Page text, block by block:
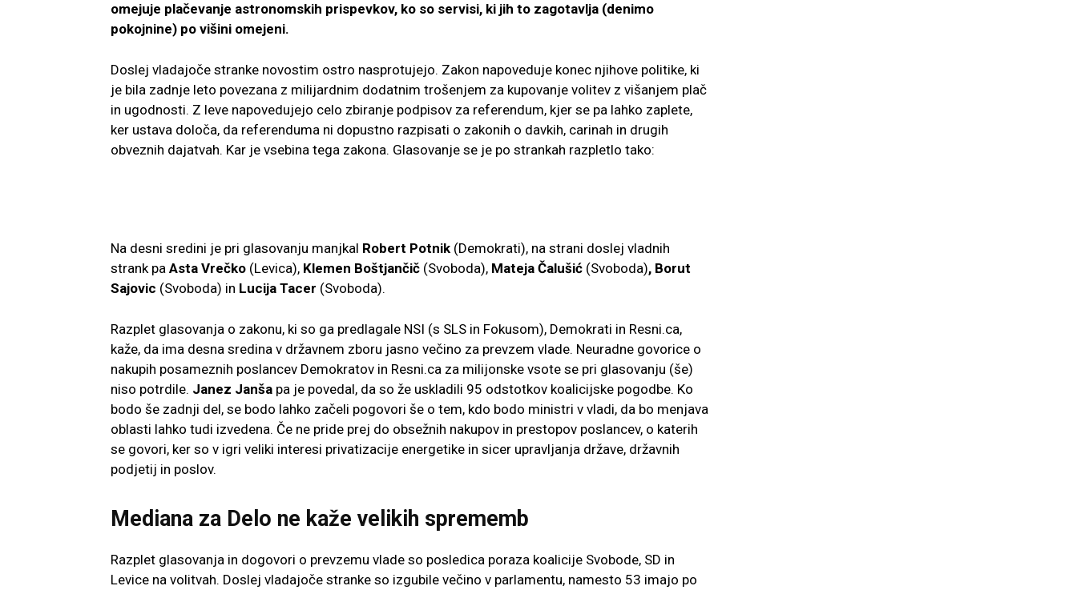
omejuje plačevanje astronomskih prispevkov, ko so servisi, ki jih to zagotavlja (denimo
pokojnine) po višini omejeni.
Doslej vladajoče stranke novostim ostro nasprotujejo. Zakon napoveduje konec njihove politike, ki
je bila zadnje leto povezana z milijardnim dodatnim trošenjem za kupovanje volitev z višanjem plač
in ugodnosti. Z leve napovedujejo celo zbiranje podpisov za referendum, kjer se pa lahko zaplete,
ker ustava določa, da referenduma ni dopustno razpisati o zakonih o davkih, carinah in drugih
obveznih dajatvah. Kar je vsebina tega zakona. Glasovanje se je po strankah razpletlo tako:
Na desni sredini je pri glasovanju manjkal Robert Potnik (Demokrati), na strani doslej vladnih
strank pa Asta Vrečko (Levica), Klemen Boštjančič (Svoboda), Mateja Čalušić (Svoboda), Borut
Sajovic (Svoboda) in Lucija Tacer (Svoboda).
Razplet glasovanja o zakonu, ki so ga predlagale NSI (s SLS in Fokusom), Demokrati in Resni.ca,
kaže, da ima desna sredina v državnem zboru jasno večino za prevzem vlade. Neuradne govorice o
nakupih posameznih poslancev Demokratov in Resni.ca za milijonske vsote se pri glasovanju (še)
niso potrdile. Janez Janša pa je povedal, da so že uskladili 95 odstotkov koalicijske pogodbe. Ko
bodo še zadnji del, se bodo lahko začeli pogovori še o tem, kdo bodo ministri v vladi, da bo menjava
oblasti lahko tudi izvedena. Če ne pride prej do obsežnih nakupov in prestopov poslancev, o katerih
se govori, ker so v igri veliki interesi privatizacije energetike in sicer upravljanja države, državnih
podjetij in poslov.
Mediana za Delo ne kaže velikih sprememb
Razplet glasovanja in dogovori o prevzemu vlade so posledica poraza koalicije Svobode, SD in
Levice na volitvah. Doslej vladajoče stranke so izgubile večino v parlamentu, namesto 53 imajo po